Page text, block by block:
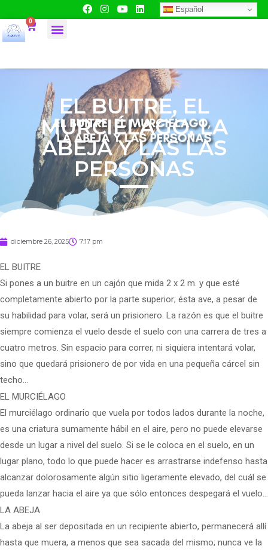
Español
0
EL BUITRE, EL
MURCIÉLAGO, LA
ABEJA Y LAS LAS
PERSONAS
diciembre 26, 2025 7:17 pm
EL BUITRE
Si pones a un buitre en un cajón que mida 2 x 2 m. y que esté
completamente abierto por la parte superior; ésta ave, a pesar de
su habilidad para volar, será un prisionero. La razón es que el buitre
siempre comienza el vuelo desde el suelo con una carrera de tres a
cuatro metros. Sin espacio para correr, ni siquiera intentará volar,
sino que quedará prisionero de por vida en una pequeña cárcel sin
techo…
EL MURCIÉLAGO
El murciélago ordinario que vuela por todos lados durante la noche,
es una criatura sumamente hábil en el aire, pero no puede elevarse
desde un lugar a nivel del suelo. Si se le coloca en el suelo, en un
lugar plano, todo lo que puede hacer es arrastrarse indefenso hasta
alcanzar dolorosamente algún sitio ligeramente elevado, del cuál se
pueda lanzar hacia el aire ya que sólo entonces despegará el vuelo…
LA ABEJA
La abeja al ser depositada en un recipiente abierto, permanecerá allí
hasta que muera, a menos que sea sacada del mismo; nunca ve la